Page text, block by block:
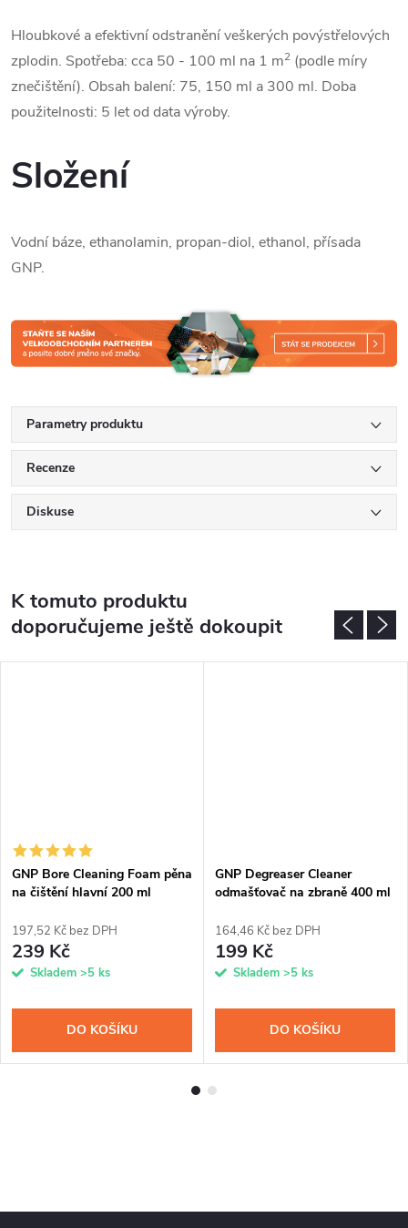
Hloubkové a efektivní odstranění veškerých povýstřelových
zplodin. Spotřeba: cca 50 - 100 ml na 1 m2 (podle míry
znečištění). Obsah balení: 75, 150 ml a 300 ml. Doba
použitelnosti: 5 let od data výroby.
Složení
Vodní báze, ethanolamin, propan-diol, ethanol, přísada
GNP.
Parametry produktu
Recenze
Diskuse
K tomuto produktu
doporučujeme ještě dokoupit
GNP Bore Cleaning Foam pěna
na čištění hlavní 200 ml
197,52 Kč bez DPH
239 Kč
Skladem >5 ks
DO KOŠÍKU
GNP Degreaser Cleaner
odmašťovač na zbraně 400 ml
164,46 Kč bez DPH
199 Kč
Skladem >5 ks
DO KOŠÍKU